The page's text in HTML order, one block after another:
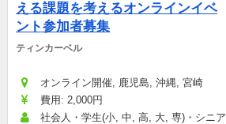
える課題を考えるオンラインイベ
ント参加者募集
ティンカーベル
オンライン開催, 鹿児島, 沖縄, 宮崎
費用: 2,000円
社会人・学生(小, 中, 高, 大, 専)・シニア